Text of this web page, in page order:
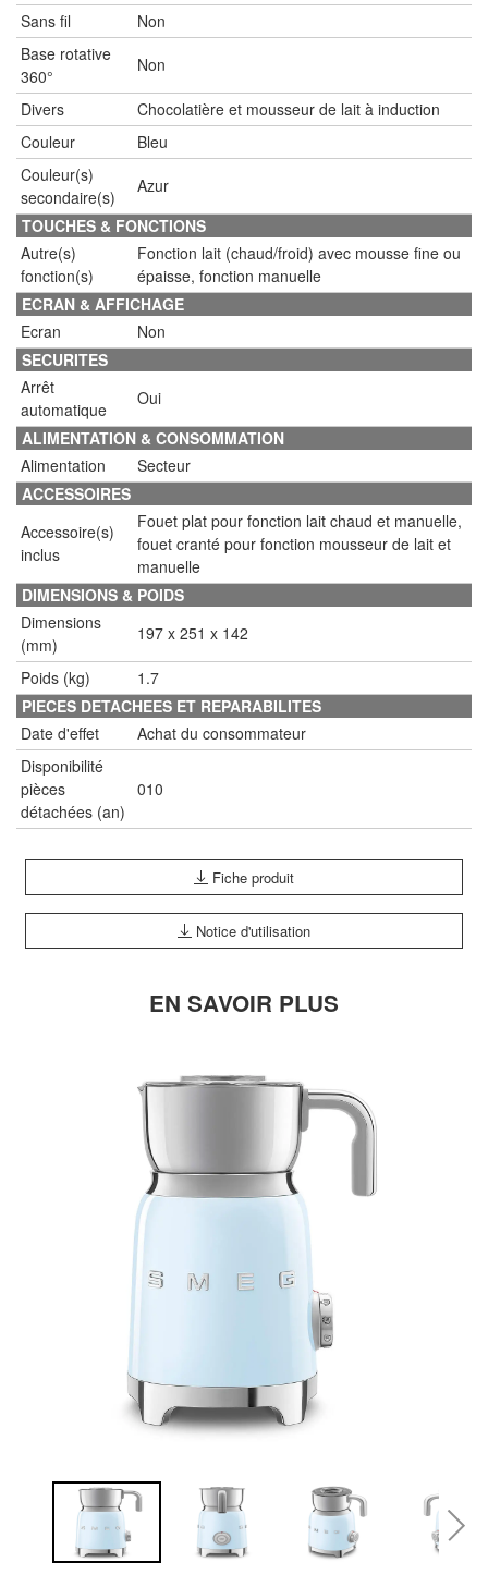
Sans fil
Non
Base rotative
360°
Non
Divers
Chocolatière et mousseur de lait à induction
Couleur
Bleu
Couleur(s)
secondaire(s)
Azur
TOUCHES & FONCTIONS
Autre(s)
fonction(s)
Fonction lait (chaud/froid) avec mousse fine ou
épaisse, fonction manuelle
ECRAN & AFFICHAGE
Ecran
Non
SECURITES
Arrêt
automatique
Oui
ALIMENTATION & CONSOMMATION
Alimentation
Secteur
ACCESSOIRES
Accessoire(s)
inclus
Fouet plat pour fonction lait chaud et manuelle,
fouet cranté pour fonction mousseur de lait et
manuelle
DIMENSIONS & POIDS
Dimensions
(mm)
197 x 251 x 142
Poids (kg)
1.7
PIECES DETACHEES ET REPARABILITES
Date d'effet
Achat du consommateur
Disponibilité
pièces
détachées (an)
010
Fiche produit
Notice d'utilisation
EN SAVOIR PLUS